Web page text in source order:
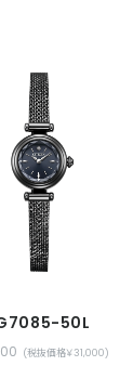
50L
(税抜価格￥31,000)